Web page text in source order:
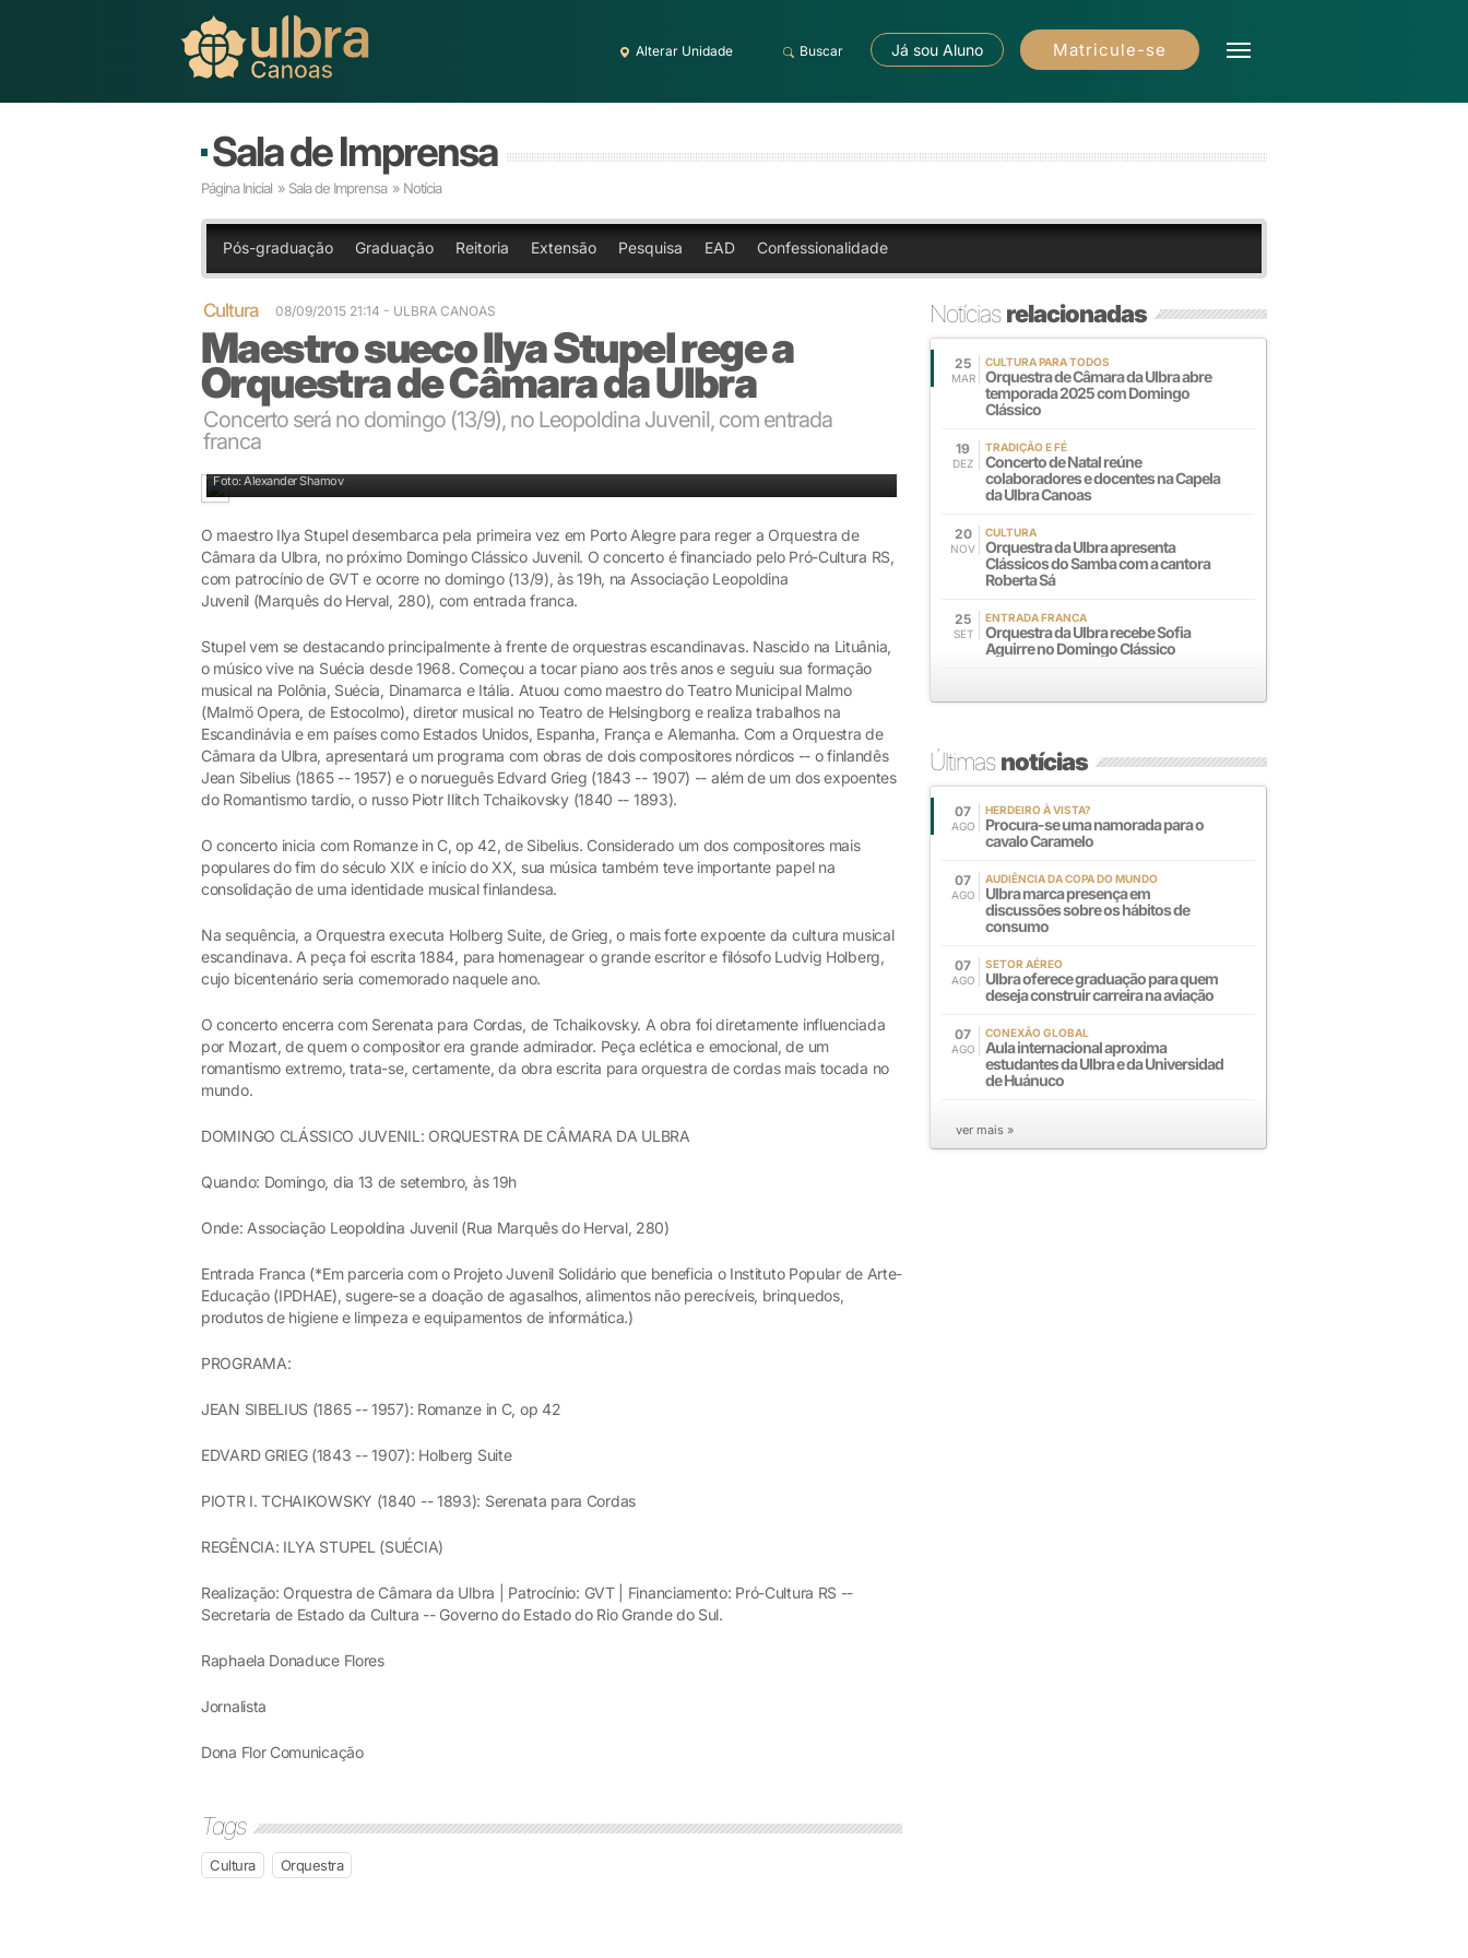
Alterar Unidade Buscar Já sou Aluno Matricule-se
Sala de Imprensa
Página Inicial » Sala de Imprensa » Notícia
Pós-graduação Graduação Reitoria Extensão Pesquisa EAD Confessionalidade
Cultura 08/09/2015 21:14 - ULBRA CANOAS
Maestro sueco Ilya Stupel rege a
Orquestra de Câmara da Ulbra
Concerto será no domingo (13/9), no Leopoldina Juvenil, com entrada
franca
Foto: Alexander Shamov
O maestro Ilya Stupel desembarca pela primeira vez em Porto Alegre para reger a Orquestra de
Câmara da Ulbra, no próximo Domingo Clássico Juvenil. O concerto é financiado pelo Pró-Cultura RS,
com patrocínio de GVT e ocorre no domingo (13/9), às 19h, na Associação Leopoldina
Juvenil (Marquês do Herval, 280), com entrada franca.
Stupel vem se destacando principalmente à frente de orquestras escandinavas. Nascido na Lituânia,
o músico vive na Suécia desde 1968. Começou a tocar piano aos três anos e seguiu sua formação
musical na Polônia, Suécia, Dinamarca e Itália. Atuou como maestro do Teatro Municipal Malmo
(Malmö Opera, de Estocolmo), diretor musical no Teatro de Helsingborg e realiza trabalhos na
Escandinávia e em países como Estados Unidos, Espanha, França e Alemanha. Com a Orquestra de
Câmara da Ulbra, apresentará um programa com obras de dois compositores nórdicos -- o finlandês
Jean Sibelius (1865 -- 1957) e o norueguês Edvard Grieg (1843 -- 1907) -- além de um dos expoentes
do Romantismo tardio, o russo Piotr Ilitch Tchaikovsky (1840 -- 1893).
O concerto inicia com Romanze in C, op 42, de Sibelius. Considerado um dos compositores mais
populares do fim do século XIX e início do XX, sua música também teve importante papel na
consolidação de uma identidade musical finlandesa.
Na sequência, a Orquestra executa Holberg Suite, de Grieg, o mais forte expoente da cultura musical
escandinava. A peça foi escrita 1884, para homenagear o grande escritor e filósofo Ludvig Holberg,
cujo bicentenário seria comemorado naquele ano.
O concerto encerra com Serenata para Cordas, de Tchaikovsky. A obra foi diretamente influenciada
por Mozart, de quem o compositor era grande admirador. Peça eclética e emocional, de um
romantismo extremo, trata-se, certamente, da obra escrita para orquestra de cordas mais tocada no
mundo.
DOMINGO CLÁSSICO JUVENIL: ORQUESTRA DE CÂMARA DA ULBRA
Quando: Domingo, dia 13 de setembro, às 19h
Onde: Associação Leopoldina Juvenil (Rua Marquês do Herval, 280)
Entrada Franca (*Em parceria com o Projeto Juvenil Solidário que beneficia o Instituto Popular de Arte-
Educação (IPDHAE), sugere-se a doação de agasalhos, alimentos não perecíveis, brinquedos,
produtos de higiene e limpeza e equipamentos de informática.)
PROGRAMA:
JEAN SIBELIUS (1865 -- 1957): Romanze in C, op 42
EDVARD GRIEG (1843 -- 1907): Holberg Suite
PIOTR I. TCHAIKOWSKY (1840 -- 1893): Serenata para Cordas
REGÊNCIA: ILYA STUPEL (SUÉCIA)
Realização: Orquestra de Câmara da Ulbra | Patrocínio: GVT | Financiamento: Pró-Cultura RS --
Secretaria de Estado da Cultura -- Governo do Estado do Rio Grande do Sul.
Raphaela Donaduce Flores
Jornalista
Dona Flor Comunicação
Tags
Cultura Orquestra
Notíciasrelacionadas
25
MAR
CULTURA PARA TODOS
Orquestra de Câmara da Ulbra abre
temporada 2025 com Domingo
Clássico
19
DEZ
TRADIÇÃO E FÉ
Concerto de Natal reúne
colaboradores e docentes na Capela
da Ulbra Canoas
20
NOV
CULTURA
Orquestra da Ulbra apresenta
Clássicos do Samba com a cantora
Roberta Sá
25
SET
ENTRADA FRANCA
Orquestra da Ulbra recebe Sofia
Aguirre no Domingo Clássico
Últimasnotícias
07
AGO
HERDEIRO À VISTA?
Procura-se uma namorada para o
cavalo Caramelo
07
AGO
AUDIÊNCIA DA COPA DO MUNDO
Ulbra marca presença em
discussões sobre os hábitos de
consumo
07
AGO
SETOR AÉREO
Ulbra oferece graduação para quem
deseja construir carreira na aviação
07
AGO
CONEXÃO GLOBAL
Aula internacional aproxima
estudantes da Ulbra e da Universidad
de Huánuco
ver mais »